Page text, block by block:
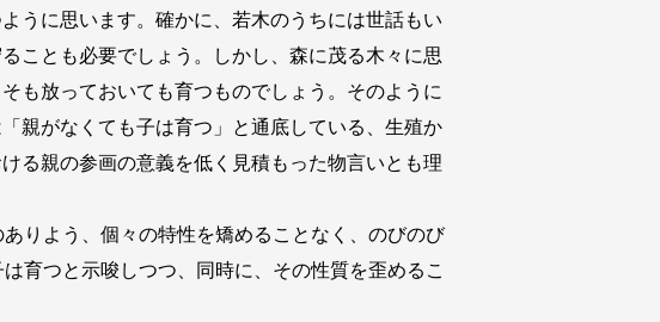
うに思います。確かに、若木のうちには世話もい
ことも必要でしょう。しかし、森に茂る木々に思
も放っておいても育つものでしょう。そのように
親がなくても子は育つ」と通底している、生殖か
る親の参画の意義を低く見積もった物言いとも理
りよう、個々の特性を矯めることなく、のびのび
育つと示唆しつつ、同時に、その性質を歪めるこ